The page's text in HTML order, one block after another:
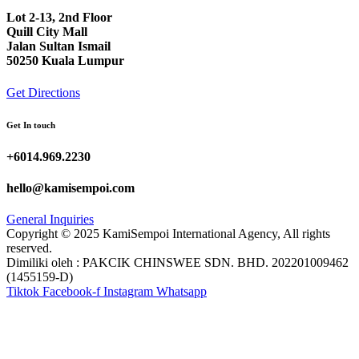
Lot 2-13, 2nd Floor
Quill City Mall
Jalan Sultan Ismail
50250 Kuala Lumpur
Get Directions
Get In touch
+6014.969.2230
hello@kamisempoi.com
General Inquiries
Copyright © 2025 KamiSempoi International Agency, All rights
reserved.
Dimiliki oleh : PAKCIK CHINSWEE SDN. BHD. 202201009462
(1455159-D)
Tiktok Facebook-f Instagram Whatsapp